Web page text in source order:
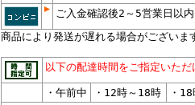
ご入金確認後2～5営業日以内
商品により発送が遅れる場合がございま
以下の配達時間をご指定いただ
・午前中 ・12時～18時
・